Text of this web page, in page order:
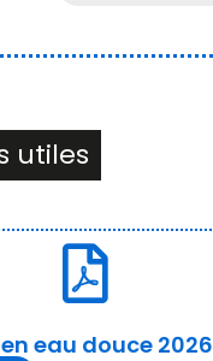
utiles
eau douce 2026